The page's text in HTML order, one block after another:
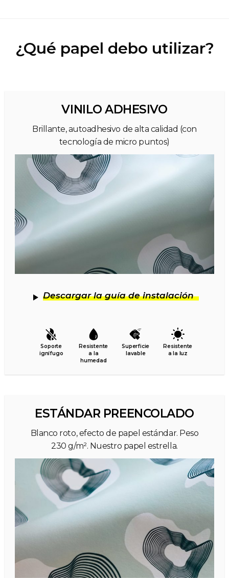
¿Qué papel debo utilizar?
VINILO ADHESIVO
Brillante, autoadhesivo de alta calidad (con
tecnología de micro puntos)
Descargar la guía de instalación
Soporte
ignífugo
Resistente
a la
humedad
Superficie
lavable
Resistente
a la luz
ESTÁNDAR PREENCOLADO
Blanco roto, efecto de papel estándar. Peso
230 g/m². Nuestro papel estrella.